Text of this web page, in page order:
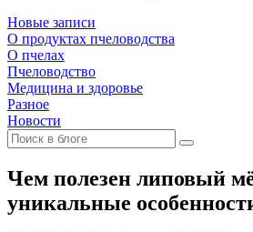
Новые записи
О продуктах пчеловодства
О пчелах
Пчеловодство
Медицина и здоровье
Разное
Новости
Чем полезен липовый
уникальные